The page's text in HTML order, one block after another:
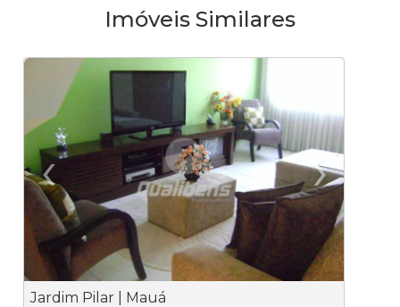
Imóveis Similares
‹
Previous
›
Jardim Pilar | Mauá